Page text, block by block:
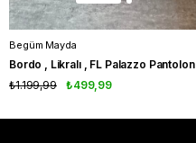
Begüm Mayda
Bordo , Likralı , FL Palazzo Pantolon
₺499,99
₺1.199,99